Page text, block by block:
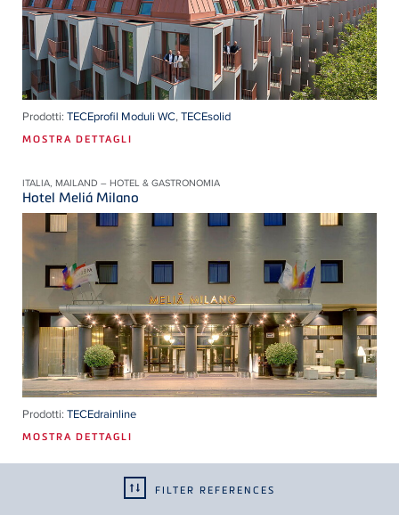
FILTER REFERENCES
Prodotti: TECEprofil Moduli WC,TECEsolid
MOSTRA DETTAGLI
ITALIA, MAILAND – HOTEL & GASTRONOMIA
Hotel Meliá Milano
Prodotti: TECEdrainline
MOSTRA DETTAGLI
UCRAINA, BUKOWEL – HOTEL & GASTRONOMIA
Hay Boutique Hotel & Spa